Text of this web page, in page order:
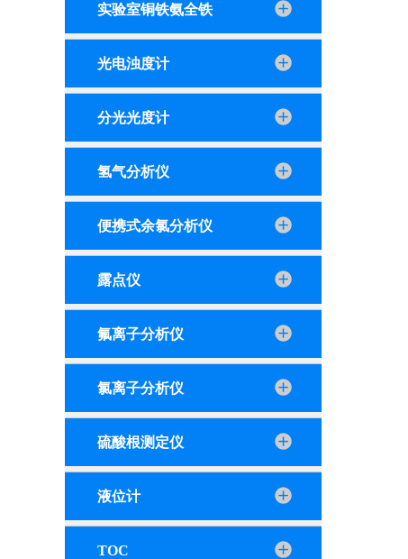
实验室铜铁氨全铁
光电浊度计
分光光度计
氢气分析仪
便携式余氯分析仪
露点仪
氟离子分析仪
氯离子分析仪
硫酸根测定仪
液位计
TOC